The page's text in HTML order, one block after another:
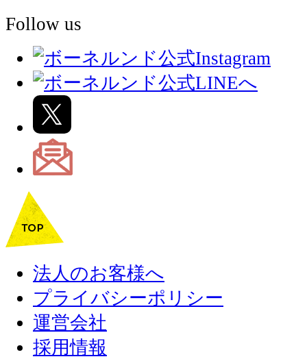
Follow us
法人のお客様へ
プライバシーポリシー
運営会社
採用情報